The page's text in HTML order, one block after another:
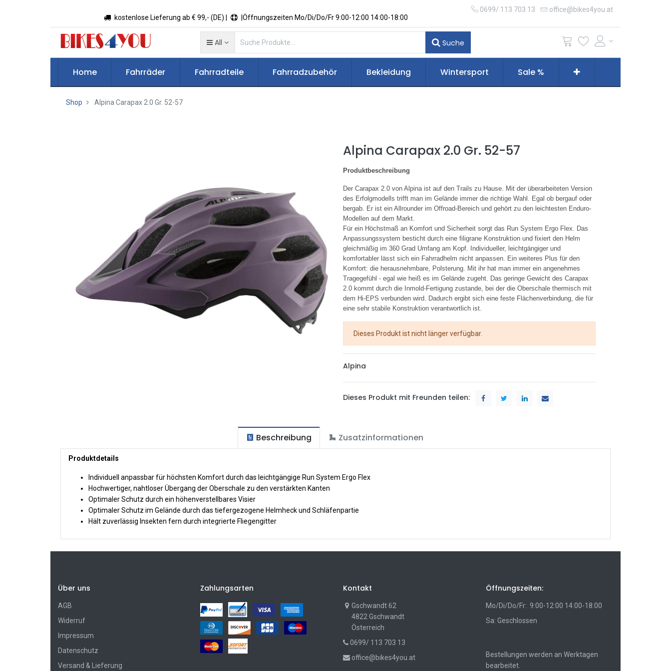
kostenlose Lieferung ab € 99,- (DE) | |Öffnungszeiten Mo/Di/Do/Fr 9:00-12:00 14:00-18:00
0699/ 113 703 13 office@bikes4you.at
All Suche
Home Fahrräder Fahrradteile Fahrradzubehör Bekleidung Wintersport Sale %
Shop Alpina Carapax 2.0 Gr. 52-57
Alpina Carapax 2.0 Gr. 52-57
Produktbeschreibung
Der Carapax 2.0 von Alpina ist auf den Trails zu Hause. Mit der überarbeiteten Version
des Erfolgmodells trifft man im Gelände immer die richtige Wahl. Egal ob bergauf oder
bergab. Er ist ein Allrounder im Offroad-Bereich und gehört zu den leichtesten Enduro-
Modellen auf dem Markt.
Für ein Höchstmaß an Komfort und Sicherheit sorgt das Run System Ergo Flex. Das
Anpassungssystem besticht durch eine filigrane Konstruktion und fixiert den Helm
gleichmäßig im 360 Grad Umfang am Kopf. Individueller, leichtgängiger und
komfortabler lässt sich ein Fahrradhelm nicht anpassen. Ein weiteres Plus für den
Komfort: die herausnehmbare, Polsterung. Mit ihr hat man immer ein angenehmes
Tragegefühl - egal wie heiß es im Gelände zugeht. Das geringe Gewicht des Carapax
2.0 kommt durch die Inmold-Fertigung zustande, bei der die Oberschale thermisch mit
dem Hi-EPS verbunden wird. Dadurch ergibt sich eine feste Flächenverbindung, die für
eine sehr stabile Konstruktion verantwortlich ist.
Dieses Produkt ist nicht länger verfügbar.
Alpina
Dieses Produkt mit Freunden teilen:
Beschreibung Zusatzinformationen
Produktdetails
Individuell anpassbar für höchsten Komfort durch das leichtgängige Run System Ergo Flex
Hochwertiger, nahtloser Übergang der Oberschale zu den verstärkten Kanten
Optimaler Schutz durch ein höhenverstellbares Visier
Optimaler Schutz im Gelände durch das tiefergezogene Helmheck und Schläfenpartie
Hält zuverlässig Insekten fern durch integrierte Fliegengitter
Über uns
AGB
Widerruf
Impressum
Datenschutz
Versand & Lieferung
Zahlungsarten Kontakt
Gschwandt 62
4822 Gschwandt
Österreich
0699/ 113 703 13
office@bikes4you.at
Öffnungszeiten:
Mo/Di/Do/Fr: 9:00-12:00 14:00-18:00
Sa: Geschlossen
Bestellungen werden an Werktagen
bearbeitet.